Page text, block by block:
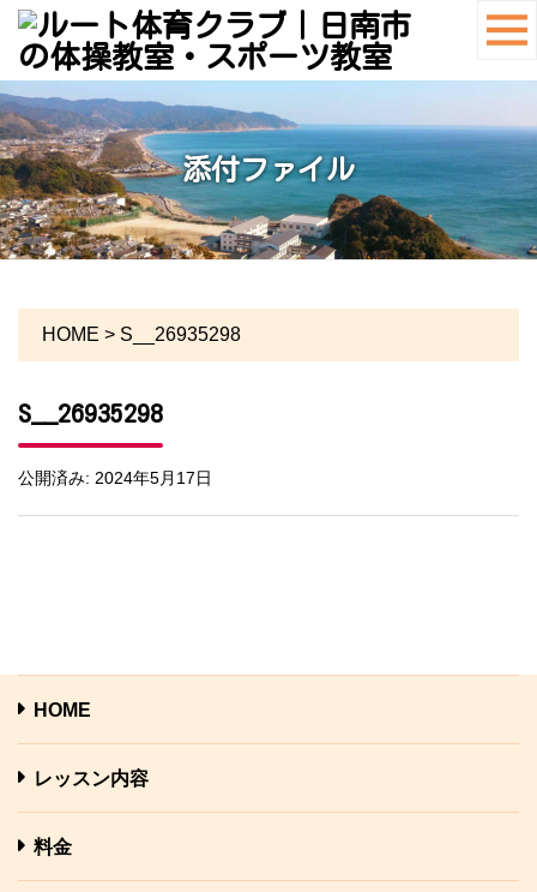
添付ファイル
HOME > S__26935298
S__26935298
公開済み: 2024年5月17日
HOME
レッスン内容
料金